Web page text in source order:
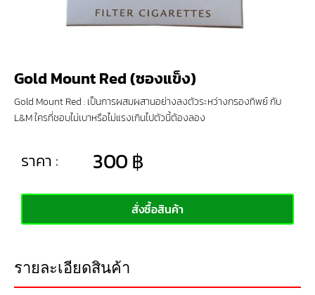
Gold Mount Red (ซองแข็ง)
Gold Mount Red : เป็นการผสมผสานอย่างลงตัวระหว่างกรองทิพย์ กับ
L&M ใครที่ชอบไม่เบาหรือไม่แรงเกินไปตัวนี้ต้องลอง
ราคา : 300฿
สั่งซื้อสินค้า
รายละเอียดสินค้า